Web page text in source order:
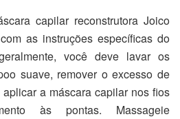
capilar reconstrutora Joico
as instruções específicas do
você deve lavar os
suave, remover o excesso de
a máscara capilar nos fios
às pontas. Massageie